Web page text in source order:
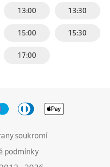
13:00 13:30
15:00 15:30
17:00
soukromí
podmínky